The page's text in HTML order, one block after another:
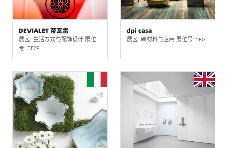
DEVIALET 帝瓦雷
展区: 生活方式与配饰设计 展位
号: 3E29
dpi casa
展区: 新材料与应用 展位号: 2F01